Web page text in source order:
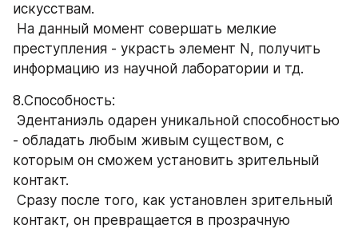
искусствам.
преступления - украсть элемент N, получить
информацию из научной лаборатории и тд.
8.Способность:
- обладать любым живым существом, с
которым он сможем установить зрительный
контакт.
контакт, он превращается в прозрачную